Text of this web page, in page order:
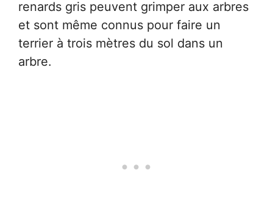
renards gris peuvent grimper aux arbres
et sont même connus pour faire un
terrier à trois mètres du sol dans un
arbre.